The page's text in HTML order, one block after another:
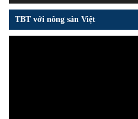
TBT với nông sản Việt